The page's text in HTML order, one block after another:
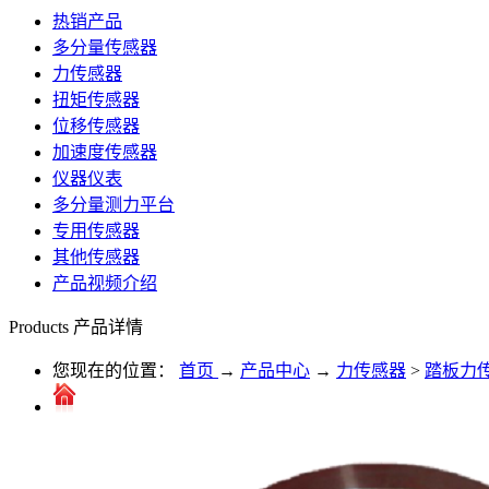
热销产品
多分量传感器
力传感器
扭矩传感器
位移传感器
加速度传感器
仪器仪表
多分量测力平台
专用传感器
其他传感器
产品视频介绍
Products 产品详情
您现在的位置： 首页 → 产品中心 → 力传感器 > 踏板力